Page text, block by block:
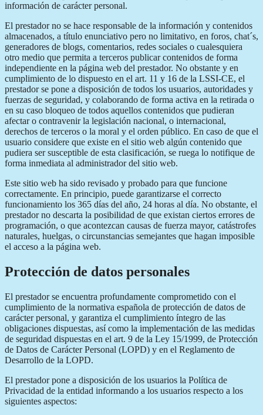
información de carácter personal.
El prestador no se hace responsable de la información y contenidos
almacenados, a título enunciativo pero no limitativo, en foros, chat´s,
generadores de blogs, comentarios, redes sociales o cualesquiera
otro medio que permita a terceros publicar contenidos de forma
independiente en la página web del prestador. No obstante y en
cumplimiento de lo dispuesto en el art. 11 y 16 de la LSSI-CE, el
prestador se pone a disposición de todos los usuarios, autoridades y
fuerzas de seguridad, y colaborando de forma activa en la retirada o
en su caso bloqueo de todos aquellos contenidos que pudieran
afectar o contravenir la legislación nacional, o internacional,
derechos de terceros o la moral y el orden público. En caso de que el
usuario considere que existe en el sitio web algún contenido que
pudiera ser susceptible de esta clasificación, se ruega lo notifique de
forma inmediata al administrador del sitio web.
Este sitio web ha sido revisado y probado para que funcione
correctamente. En principio, puede garantizarse el correcto
funcionamiento los 365 días del año, 24 horas al día. No obstante, el
prestador no descarta la posibilidad de que existan ciertos errores de
programación, o que acontezcan causas de fuerza mayor, catástrofes
naturales, huelgas, o circunstancias semejantes que hagan imposible
el acceso a la página web.
Protección de datos personales
El prestador se encuentra profundamente comprometido con el
cumplimiento de la normativa española de protección de datos de
carácter personal, y garantiza el cumplimiento íntegro de las
obligaciones dispuestas, así como la implementación de las medidas
de seguridad dispuestas en el art. 9 de la Ley 15/1999, de Protección
de Datos de Carácter Personal (LOPD) y en el Reglamento de
Desarrollo de la LOPD.
El prestador pone a disposición de los usuarios la Política de
Privacidad de la entidad informando a los usuarios respecto a los
siguientes aspectos: